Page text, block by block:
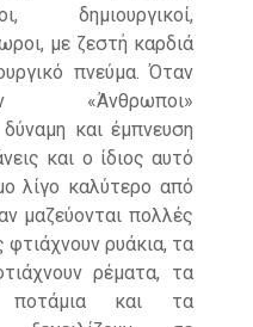
δημιουργικοί,
με ζεστή καρδιά
πνεύμα. Όταν
«Άνθρωποι»
δύναμη και έμπνευση
και ο ίδιος αυτό
λίγο καλύτερο από
μαζεύονται πολλές
φτιάχνουν ρυάκια, τα
ρέματα, τα
ποτάμια και τα